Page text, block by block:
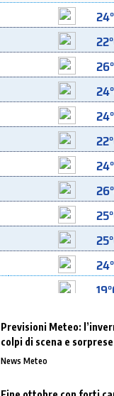
Previsioni Meteo:
colpi di scena e
News Meteo